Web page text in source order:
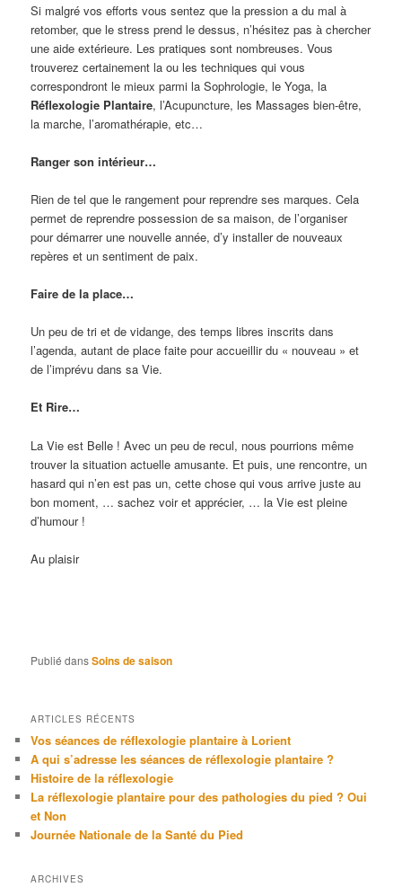
Si malgré vos efforts vous sentez que la pression a du mal à
retomber, que le stress prend le dessus, n’hésitez pas à chercher
une aide extérieure. Les pratiques sont nombreuses. Vous
trouverez certainement la ou les techniques qui vous
correspondront le mieux parmi la Sophrologie, le Yoga, la
Réflexologie Plantaire, l’Acupuncture, les Massages bien-être,
la marche, l’aromathérapie, etc…
Ranger son intérieur…
Rien de tel que le rangement pour reprendre ses marques. Cela
permet de reprendre possession de sa maison, de l’organiser
pour démarrer une nouvelle année, d’y installer de nouveaux
repères et un sentiment de paix.
Faire de la place…
Un peu de tri et de vidange, des temps libres inscrits dans
l’agenda, autant de place faite pour accueillir du « nouveau » et
de l’imprévu dans sa Vie.
Et Rire…
La Vie est Belle ! Avec un peu de recul, nous pourrions même
trouver la situation actuelle amusante. Et puis, une rencontre, un
hasard qui n’en est pas un, cette chose qui vous arrive juste au
bon moment, … sachez voir et apprécier, … la Vie est pleine
d’humour !
Au plaisir
Publié dansSoins de saison
ARTICLES RÉCENTS
Vos séances de réflexologie plantaire à Lorient
A qui s’adresse les séances de réflexologie plantaire ?
Histoire de la réflexologie
La réflexologie plantaire pour des pathologies du pied ? Oui
et Non
Journée Nationale de la Santé du Pied
ARCHIVES